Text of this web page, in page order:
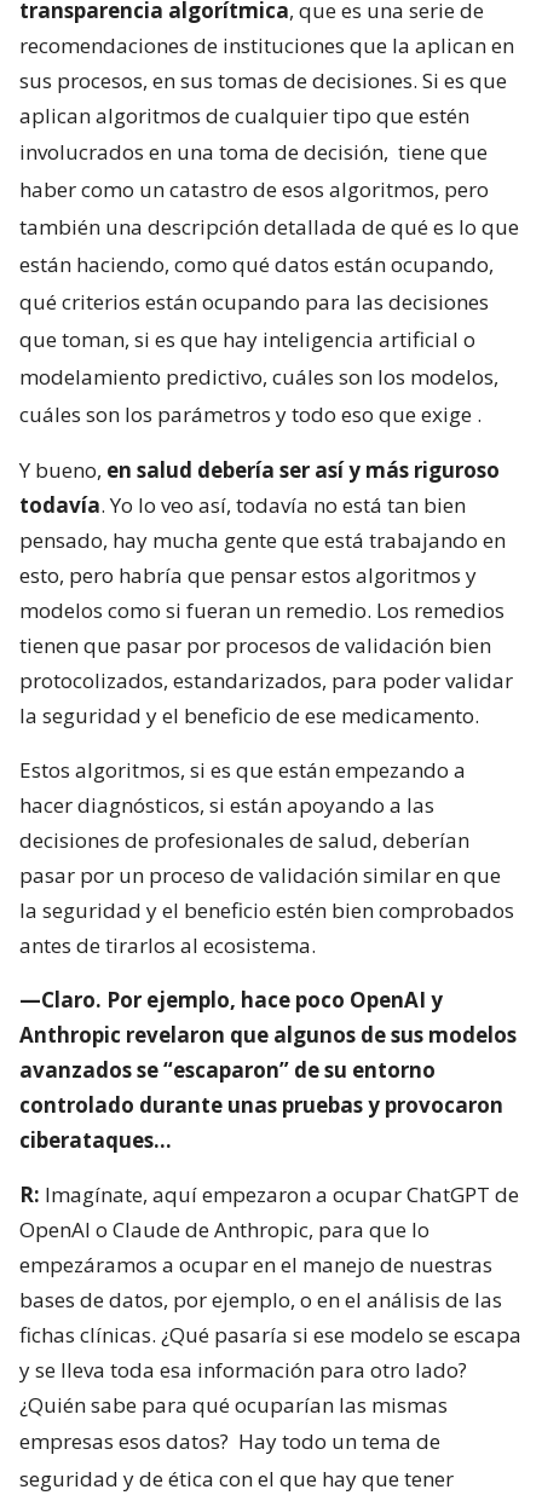
transparencia algorítmica, que es una serie de
recomendaciones de instituciones que la aplican en
sus procesos, en sus tomas de decisiones. Si es que
aplican algoritmos de cualquier tipo que estén
involucrados en una toma de decisión, tiene que
haber como un catastro de esos algoritmos, pero
también una descripción detallada de qué es lo que
están haciendo, como qué datos están ocupando,
qué criterios están ocupando para las decisiones
que toman, si es que hay inteligencia artificial o
modelamiento predictivo, cuáles son los modelos,
cuáles son los parámetros y todo eso que exige .
Y bueno, en salud debería ser así y más riguroso
todavía. Yo lo veo así, todavía no está tan bien
pensado, hay mucha gente que está trabajando en
esto, pero habría que pensar estos algoritmos y
modelos como si fueran un remedio. Los remedios
tienen que pasar por procesos de validación bien
protocolizados, estandarizados, para poder validar
la seguridad y el beneficio de ese medicamento.
Estos algoritmos, si es que están empezando a
hacer diagnósticos, si están apoyando a las
decisiones de profesionales de salud, deberían
pasar por un proceso de validación similar en que
la seguridad y el beneficio estén bien comprobados
antes de tirarlos al ecosistema.
—Claro. Por ejemplo, hace poco OpenAI y
Anthropic revelaron que algunos de sus modelos
avanzados se “escaparon” de su entorno
controlado durante unas pruebas y provocaron
ciberataques…
R: Imagínate, aquí empezaron a ocupar ChatGPT de
OpenAI o Claude de Anthropic, para que lo
empezáramos a ocupar en el manejo de nuestras
bases de datos, por ejemplo, o en el análisis de las
fichas clínicas. ¿Qué pasaría si ese modelo se escapa
y se lleva toda esa información para otro lado?
¿Quién sabe para qué ocuparían las mismas
empresas esos datos? Hay todo un tema de
seguridad y de ética con el que hay que tener